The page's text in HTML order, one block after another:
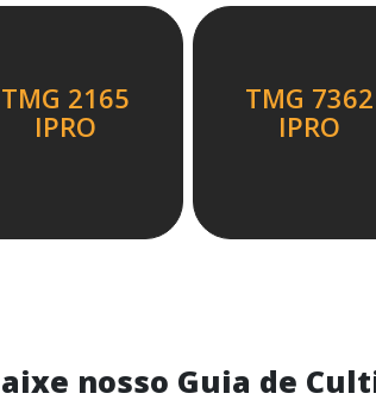
TMG 2165
IPRO
TMG 7362
IPRO
nosso Guia de